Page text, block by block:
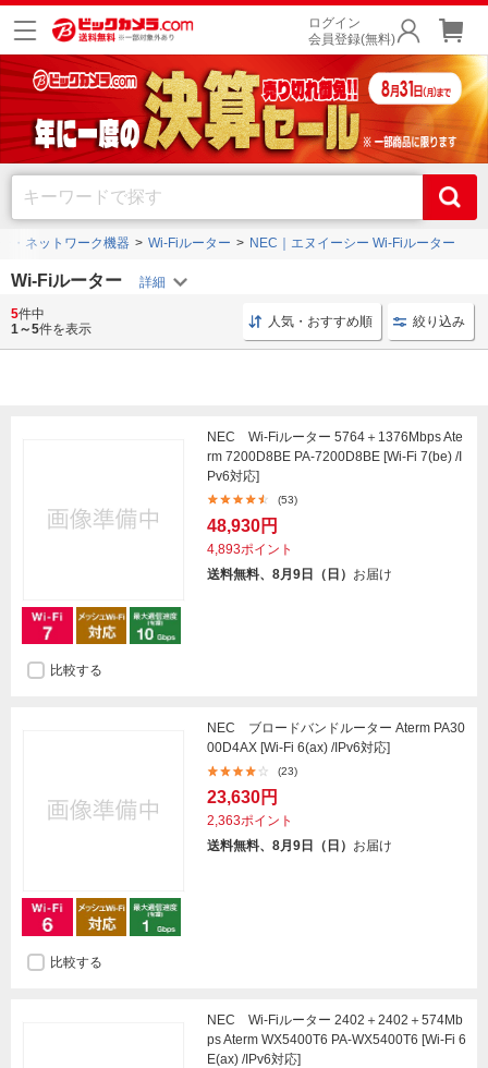
ログイン
会員登録(無料)
・ネットワーク機器 Wi-Fiルーター NEC｜エヌイーシー Wi-Fiルーター
Wi-Fiルーター
Wi-Fiルーター IPv6対応 Wi-Fi Wi-Fi 6 Wi-Fiルータ
5件中
1～5件を表示 人気・おすすめ順 絞り込み
NEC Wi-Fiルーター 5764＋1376Mbps Ate
rm 7200D8BE PA-7200D8BE [Wi-Fi 7(be) /I
Pv6対応]
(53)
48,930円
4,893ポイント
送料無料、8月9日（日） お届け
比較する
NEC ブロードバンドルーター Aterm PA30
00D4AX [Wi-Fi 6(ax) /IPv6対応]
(23)
23,630円
2,363ポイント
送料無料、8月9日（日） お届け
比較する
NEC Wi-Fiルーター 2402＋2402＋574Mb
ps Aterm WX5400T6 PA-WX5400T6 [Wi-Fi 6
E(ax) /IPv6対応]